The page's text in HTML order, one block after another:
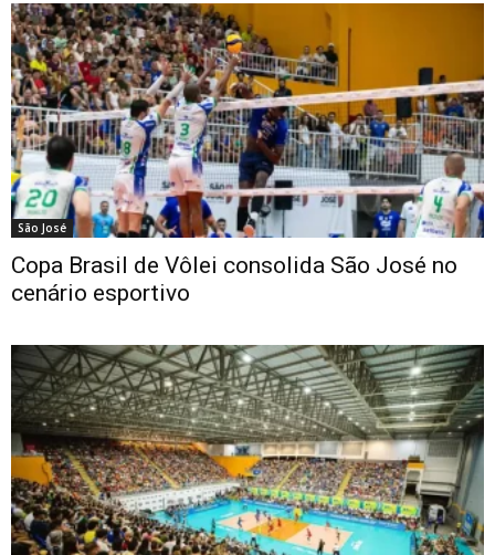
São José
Copa Brasil de Vôlei consolida São José no
cenário esportivo